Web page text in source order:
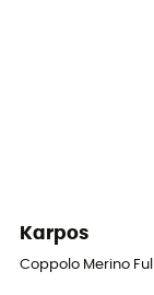
Karpos
Coppolo Merino